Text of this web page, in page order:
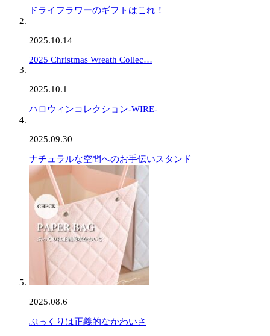
ドライフラワーのギフトはこれ！
2025.10.14
2025 Christmas Wreath Collec…
2025.10.1
ハロウィンコレクション-WIRE-
2025.09.30
ナチュラルな空間へのお手伝いスタンド
2025.08.6
ぷっくりは正義的なかわいさ